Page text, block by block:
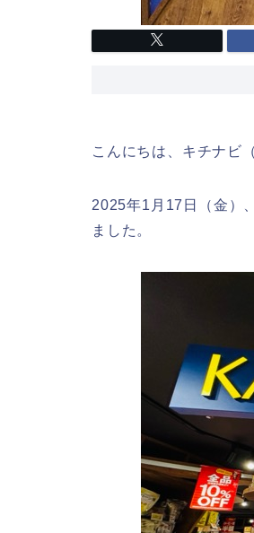
こんにちは、キチナビ（
2025年1月17日（金）
ました。